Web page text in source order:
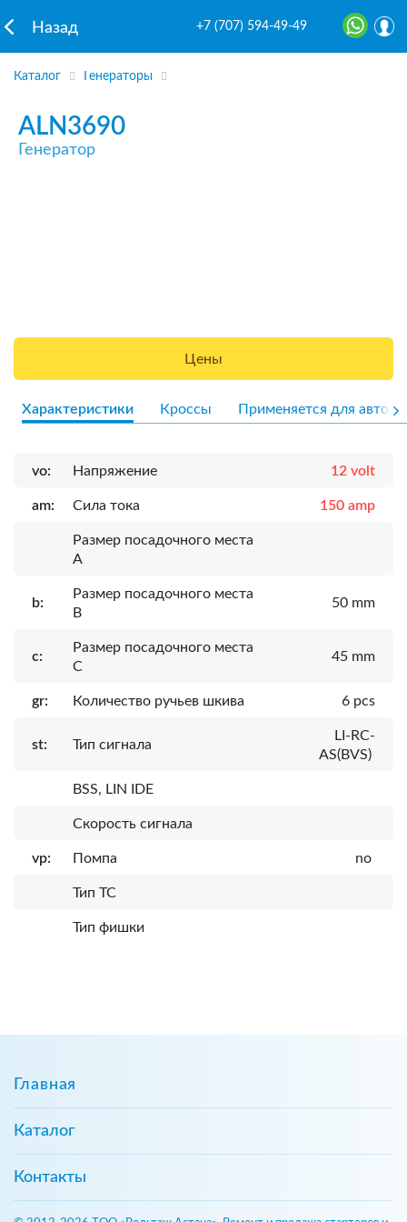
Назад +7 (707) 594-49-49
Каталог Генераторы
ALN3690
Генератор
Цены
Характеристики Кроссы Применяется для авто
vo: Напряжение 12 volt
am: Сила тока 150 amp
Размер посадочного места
A
b:
Размер посадочного места
B
50 mm
c:
Размер посадочного места
C
45 mm
gr: Количество ручьев шкива 6 pcs
st: Тип сигнала
LI-RC-
AS(BVS)
BSS, LIN IDE
Скорость сигнала
vp: Помпа no
Тип ТС
Тип фишки
Главная
Каталог
Контакты